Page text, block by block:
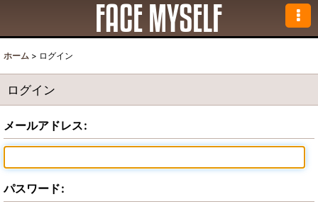
ホーム > ログイン
ログイン
メールアドレス:
パスワード: